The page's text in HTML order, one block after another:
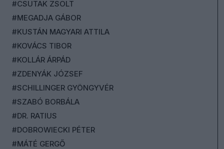
#CSUTAK ZSOLT
#MEGADJA GÁBOR
#KUSTÁN MAGYARI ATTILA
#KOVÁCS TIBOR
#KOLLÁR ÁRPÁD
#ZDENYÁK JÓZSEF
#SCHILLINGER GYÖNGYVÉR
#SZABÓ BORBÁLA
#DR. RATIUS
#DOBROWIECKI PÉTER
#MÁTÉ GERGŐ